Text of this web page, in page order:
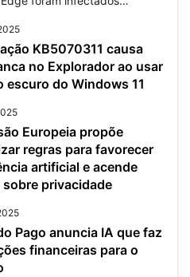
KB5070311 causa
no Explorador ao usar
escuro do Windows 11
Europeia propõe
regras para favorecer
artificial e acende
sobre privacidade
Pago anuncia IA que faz
financeiras para o